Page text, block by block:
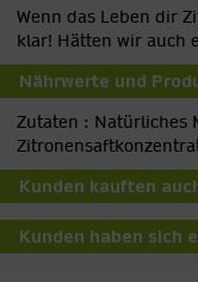
Wenn das Leben dir
klar! Hätten wir auch
Nährwerte und
Zutaten : Natürliches
Kunden kauften
Kunden haben sich